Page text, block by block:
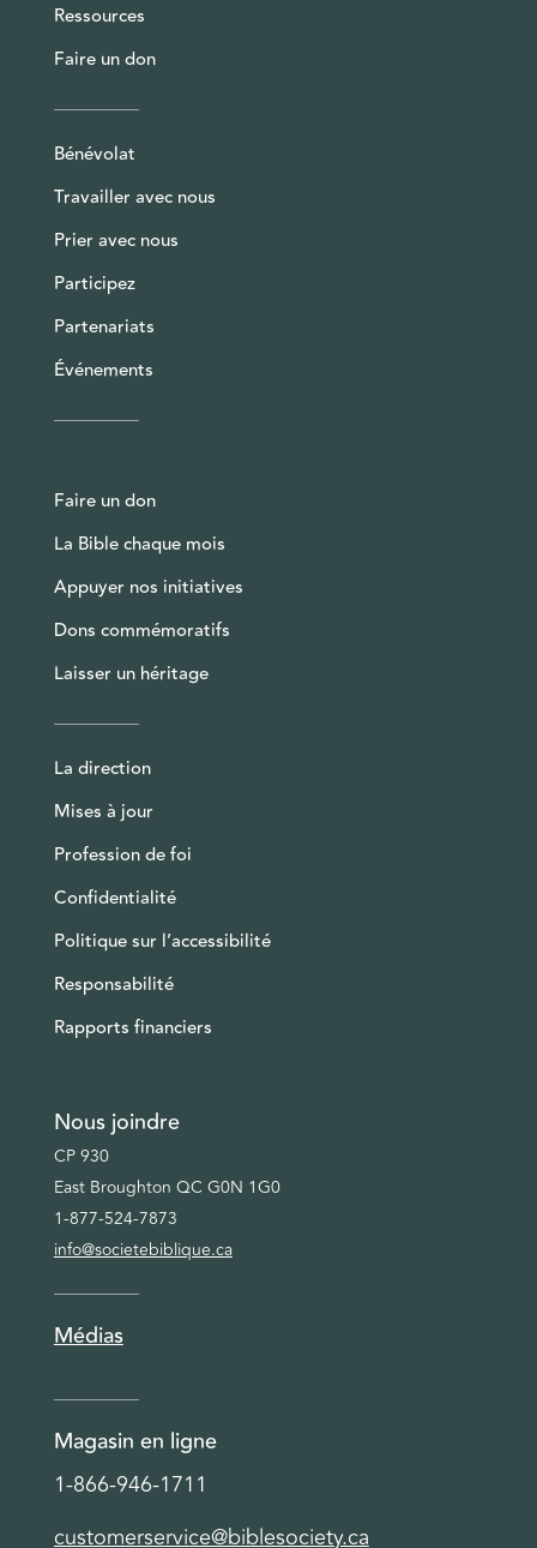
Ressources
Faire un don
Bénévolat
Travailler avec nous
Prier avec nous
Participez
Partenariats
Événements
Faire un don
La Bible chaque mois
Appuyer nos initiatives
Dons commémoratifs
Laisser un héritage
La direction
Mises à jour
Profession de foi
Confidentialité
Politique sur l’accessibilité
Responsabilité
Rapports financiers
Nous joindre
CP 930
East Broughton QC G0N 1G0
1-877-524-7873
info@societebiblique.ca
Médias
Magasin en ligne
1-866-946-1711
customerservice@biblesociety.ca